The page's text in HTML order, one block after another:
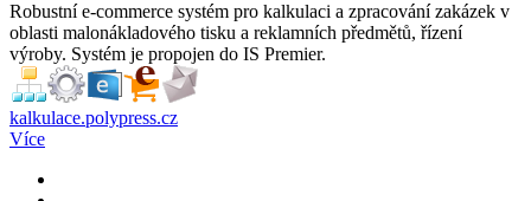
Robustní e-commerce systém pro kalkulaci a zpracování zakázek v
oblasti malonákladového tisku a reklamních předmětů, řízení
výroby. Systém je propojen do IS Premier.
kalkulace.polypress.cz
Více